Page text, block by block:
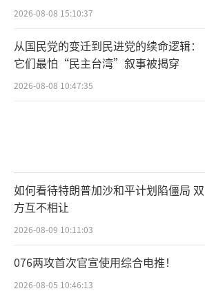
2026-08-08 15:10:37
从国民党的变迁到民进党的续命逻辑：
它们最怕“民主台湾”叙事被揭穿
2026-08-08 10:47:35
如何看待特朗普加沙和平计划陷僵局 双
方互不相让
2026-08-09 10:11:03
076两攻首次官宣使用综合电推！
2026-08-05 10:46:13